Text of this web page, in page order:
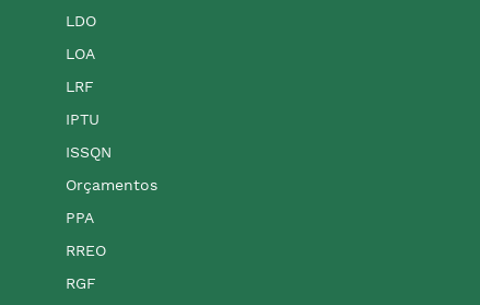
LDO
LOA
LRF
IPTU
ISSQN
Orçamentos
PPA
RREO
RGF